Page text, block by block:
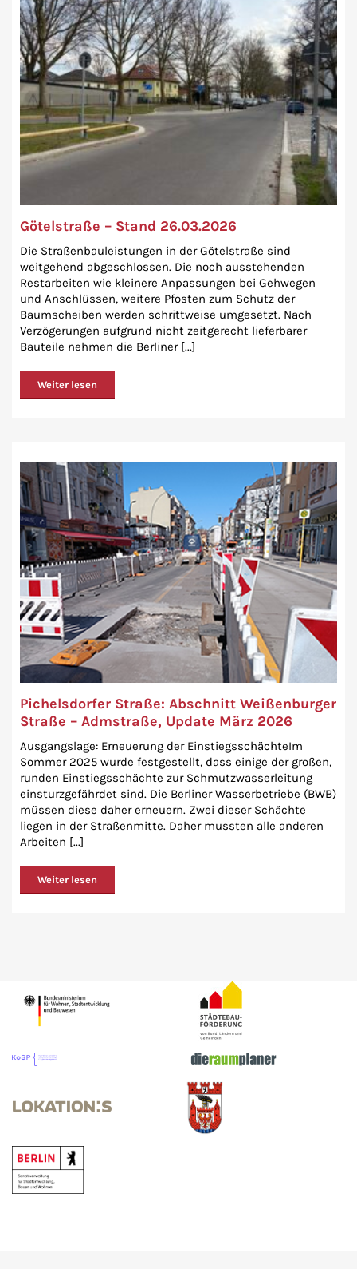
Götelstraße – Stand 26.03.2026
Die Straßenbauleistungen in der Götelstraße sind
weitgehend abgeschlossen. Die noch ausstehenden
Restarbeiten wie kleinere Anpassungen bei Gehwegen
und Anschlüssen, weitere Pfosten zum Schutz der
Baumscheiben werden schrittweise umgesetzt. Nach
Verzögerungen aufgrund nicht zeitgerecht lieferbarer
Bauteile nehmen die Berliner [...]
Weiter lesen
Pichelsdorfer Straße: Abschnitt Weißenburger
Straße – Admstraße, Update März 2026
Ausgangslage: Erneuerung der EinstiegsschächteIm
Sommer 2025 wurde festgestellt, dass einige der großen,
runden Einstiegsschächte zur Schmutzwasserleitung
einsturzgefährdet sind. Die Berliner Wasserbetriebe (BWB)
müssen diese daher erneuern. Zwei dieser Schächte
liegen in der Straßenmitte. Daher mussten alle anderen
Arbeiten [...]
Weiter lesen